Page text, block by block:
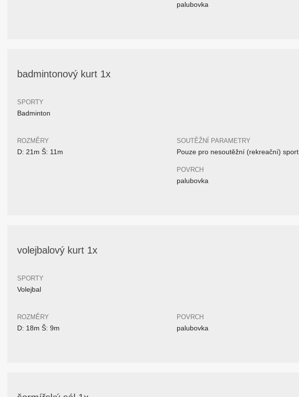
palubovka
badmintonový kurt 1x
SPORTY
Badminton
ROZMĚRY
D: 21m Š: 11m
SOUTĚŽNÍ PARAMETRY
Pouze pro nesoutěžní (rekreační) sport
POVRCH
palubovka
volejbalový kurt 1x
SPORTY
Volejbal
ROZMĚRY
D: 18m Š: 9m
POVRCH
palubovka